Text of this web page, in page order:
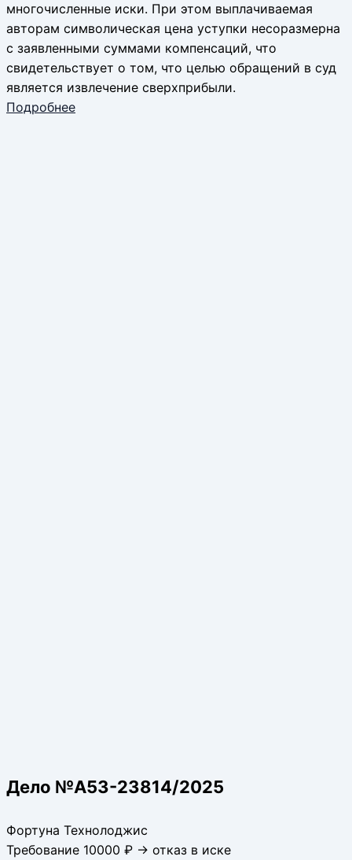
многочисленные иски. При этом выплачиваемая
авторам символическая цена уступки несоразмерна
с заявленными суммами компенсаций, что
свидетельствует о том, что целью обращений в суд
является извлечение сверхприбыли.
Подробнее
Дело №А53-23814/2025
Фортуна Технолоджис
Требование 10000 ₽ → отказ в иске